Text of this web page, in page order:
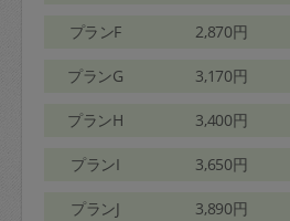
プランF 2,870円
プランG 3,170円
プランH 3,400円
プランI 3,650円
プランJ 3,890円